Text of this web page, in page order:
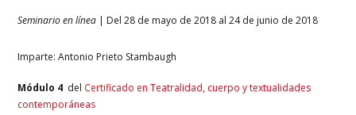
Seminario en línea | Del 28 de mayo de 2018 al 24 de junio de 2018
Imparte: Antonio Prieto Stambaugh
Módulo 4 del Certificado en Teatralidad, cuerpo y textualidades
contemporáneas